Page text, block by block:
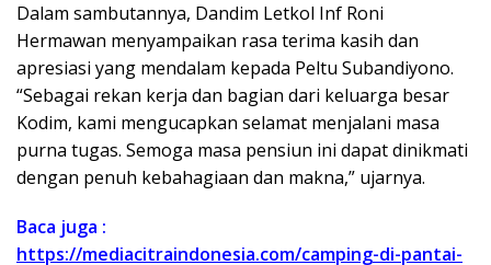
Dalam sambutannya, Dandim Letkol Inf Roni
Hermawan menyampaikan rasa terima kasih dan
apresiasi yang mendalam kepada Peltu Subandiyono.
“Sebagai rekan kerja dan bagian dari keluarga besar
Kodim, kami mengucapkan selamat menjalani masa
purna tugas. Semoga masa pensiun ini dapat dinikmati
dengan penuh kebahagiaan dan makna,” ujarnya.
Baca juga :
https://mediacitraindonesia.com/camping-di-pantai-